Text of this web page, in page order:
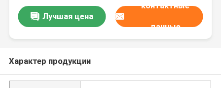
Лучшая цена
контактные
данные
Характер продукции